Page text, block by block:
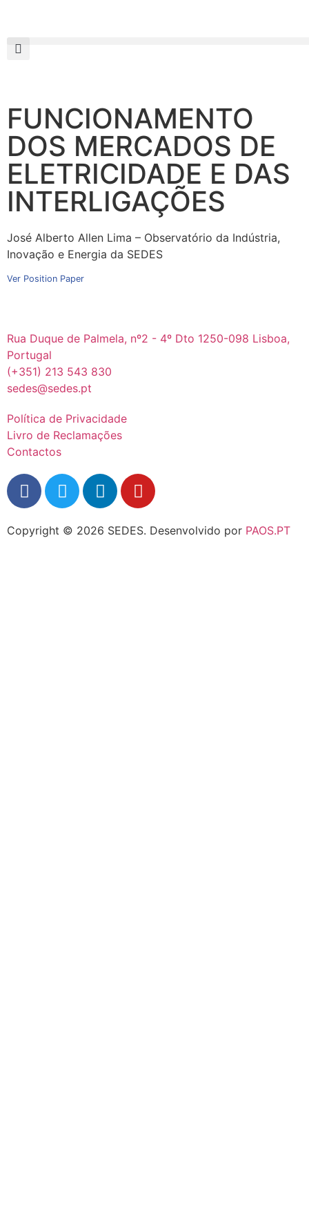
FUNCIONAMENTO
DOS MERCADOS DE
ELETRICIDADE E DAS
INTERLIGAÇÕES
José Alberto Allen Lima – Observatório da Indústria,
Inovação e Energia da SEDES
Ver Position Paper
Rua Duque de Palmela, nº2 - 4º Dto 1250-098 Lisboa,
Portugal
(+351) 213 543 830
sedes@sedes.pt
Política de Privacidade
Livro de Reclamações
Contactos
Copyright © 2026 SEDES. Desenvolvido por PAOS.PT